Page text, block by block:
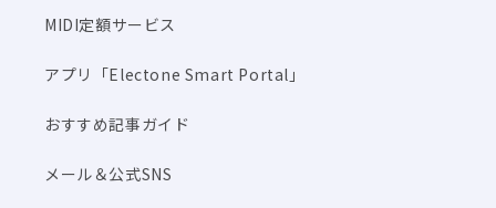
MIDI定額サービス
アプリ「Electone Smart Portal」
おすすめ記事ガイド
メール＆公式SNS